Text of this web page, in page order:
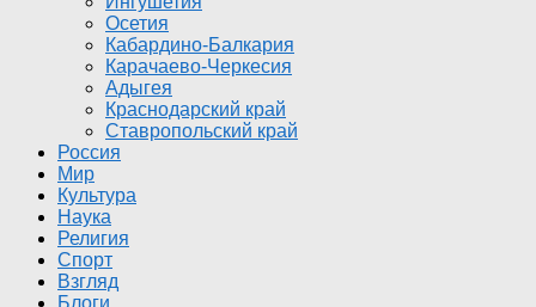
Осетия
Кабардино-Балкария
Карачаево-Черкесия
Адыгея
Краснодарский край
Ставропольский край
Россия
Мир
Культура
Наука
Религия
Спорт
Взгляд
Блоги